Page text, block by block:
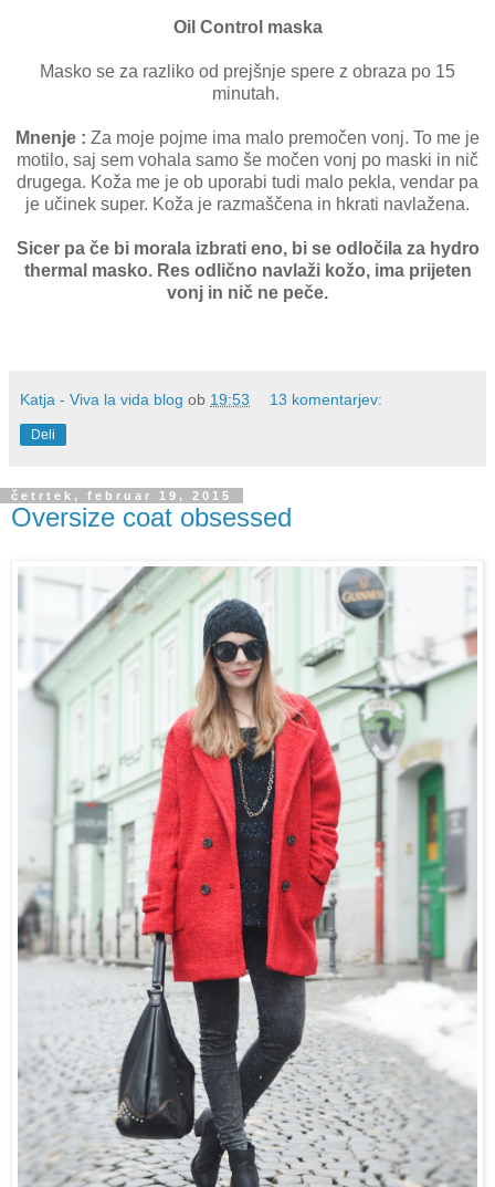
Oil Control maska
Masko se za razliko od prejšnje spere z obraza po 15
minutah.
Mnenje : Za moje pojme ima malo premočen vonj. To me je
motilo, saj sem vohala samo še močen vonj po maski in nič
drugega. Koža me je ob uporabi tudi malo pekla, vendar pa
je učinek super. Koža je razmaščena in hkrati navlažena.
Sicer pa če bi morala izbrati eno, bi se odločila za hydro
thermal masko. Res odlično navlaži kožo, ima prijeten
vonj in nič ne peče.
Katja - Viva la vida blog ob 19:53 13 komentarjev:
Deli
četrtek, februar 19, 2015
Oversize coat obsessed